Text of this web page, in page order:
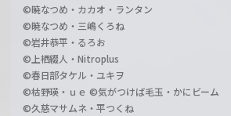
©暁なつめ・カカオ・ランタン
©暁なつめ・三嶋くろね
©岩井恭平・るろお
©上栖綴人・Nitroplus
©春日部タケル・ユキヲ
©枯野瑛・ｕｅ ©気がつけば毛玉・かにビーム
©久慈マサムネ・平つくね